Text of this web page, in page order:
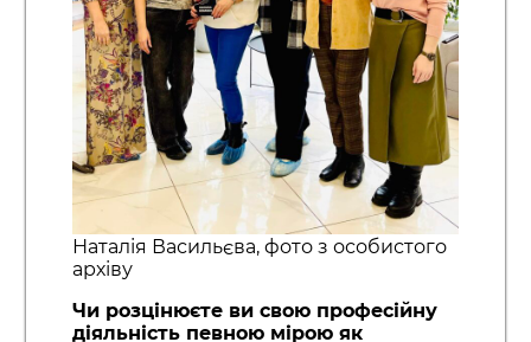
Наталія Васильєва, фото з особистого
архіву
Чи розцінюєте ви свою професійну
діяльність певною мірою як